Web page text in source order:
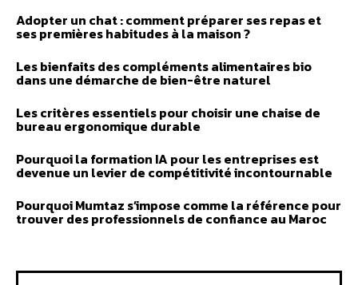
Adopter un chat : comment préparer ses repas et
ses premières habitudes à la maison ?
Les bienfaits des compléments alimentaires bio
dans une démarche de bien-être naturel
Les critères essentiels pour choisir une chaise de
bureau ergonomique durable
Pourquoi la formation IA pour les entreprises est
devenue un levier de compétitivité incontournable
Pourquoi Mumtaz s’impose comme la référence pour
trouver des professionnels de confiance au Maroc